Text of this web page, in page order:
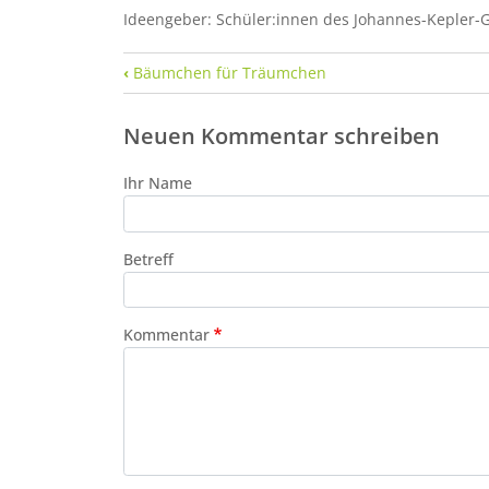
Ideengeber: Schüler:innen des Johannes-Kepler-
Links für das Blättern im Buch
‹Bäumchen für Träumchen
Neuen Kommentar schreiben
Ihr Name
Betreff
Kommentar